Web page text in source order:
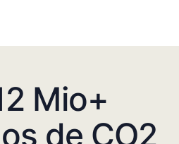
Mio+
de CO2